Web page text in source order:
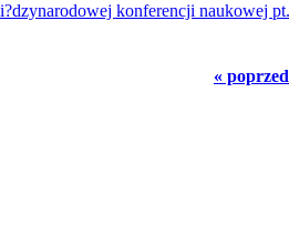
konferencji
«